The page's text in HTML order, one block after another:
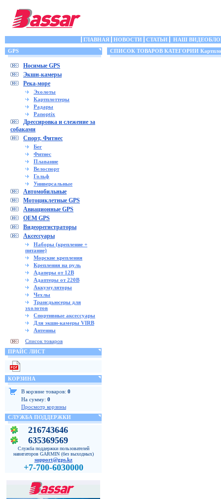
ГЛАВНАЯ НОВОСТИ СТАТЬИ
НАШ
GPS
Носимые GPS
Экшн-камеры
Река-море
Эхолоты
Картплоттеры
Радары
Panoptix
Дрессировка и слежение за
собаками
Спорт, Фитнес
Бег
Фитнес
Плавание
Велоспорт
Гольф
Универсальные
Автомобильные
Мотоциклетные GPS
Авиационные GPS
OEM GPS
Видеорегистраторы
Аксессуары
Наборы (крепление +
питание)
Морские крепления
Крепления на руль
Адаперы от 12В
Адаптеры от 220В
Аккумуляторы
Чехлы
Трансдьюсеры для
эхолотов
Спортивные аксессуары
Для экшн-камеры VIRB
Антенны
Список товаров
ПРАЙС ЛИСТ
КОРЗИНА
В корзине товаров: 0
На сумму: 0
Просмотр корзины
СЛУЖБА ПОДДЕРЖКИ
216743646
635369569
Служба поддержки пользователей
навигаторов GARMIN (без выходных)
support@gps.kz
+7-700-6030000
СПИСОК ТОВАРОВ КАТЕГОРИИ